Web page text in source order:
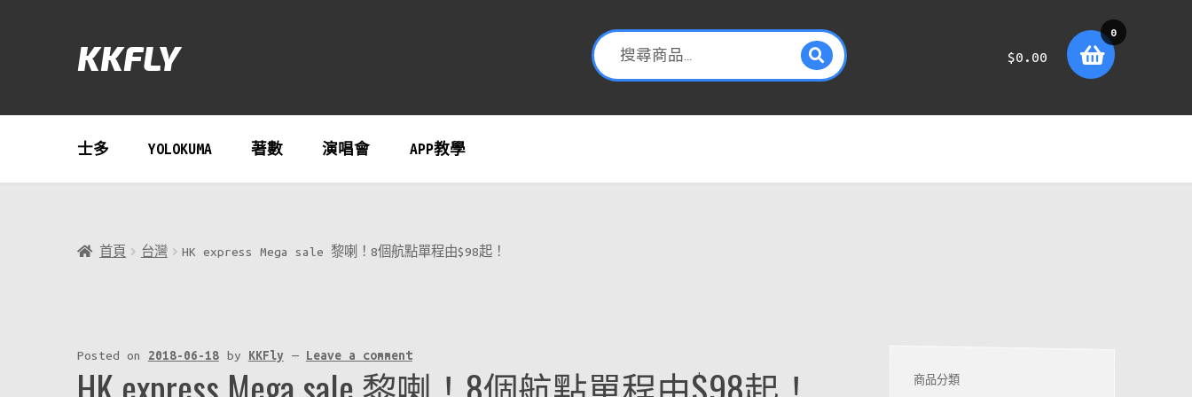
navigation
content
KKFLY $0.00
0
item
士多 YOLOKUMA 著數 演唱會 APP教學
首頁 台灣 HK express Mega sale 黎喇！8個航點單程由$98起！
Posted on 2018-06-18 by KKFly — Leave a comment
商品分類